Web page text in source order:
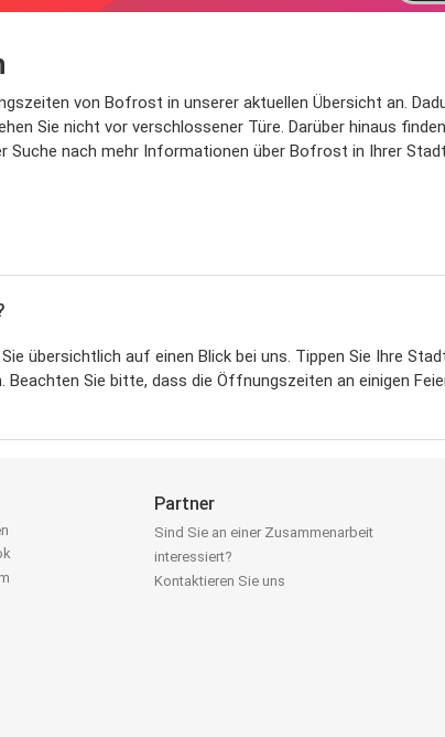
von Bofrost in unserer aktuellen Übersicht an.
Sie nicht vor verschlossener Türe. Darüber hinaus
nach mehr Informationen über Bofrost in Ihrer
übersichtlich auf einen Blick bei uns. Tippen Sie Ihre
Beachten Sie bitte, dass die Öffnungszeiten an einigen
Partner
Sind Sie an einer Zusammenarbeit
interessiert?
Kontaktieren Sie uns